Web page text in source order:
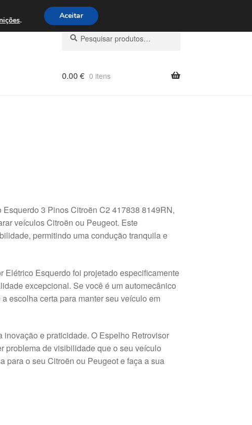
das 9h às 16h800 500 967
Pesquisar
por:
Pesquisa
0.00 € 0 itens
3 Pinos Citroën C2 417838 8149RN,
veículos Citroën ou Peugeot. Este
permitindo uma condução tranquila e
Esquerdo foi projetado especificamente
excepcional. Se você é um automecânico
escolha certa para manter seu veículo em
e praticidade. O Espelho Retrovisor
problema de visibilidade que o seu veículo
para o seu Citroën ou Peugeot e faça a sua
. Aceitar